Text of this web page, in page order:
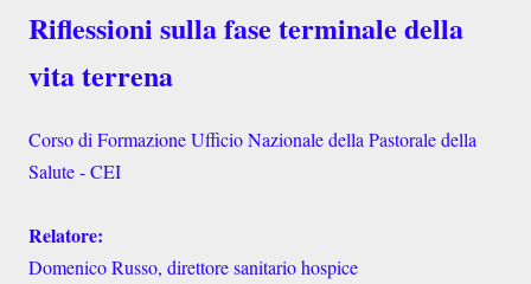
Riflessioni sulla fase terminale della
vita terrena
Corso di Formazione Ufficio Nazionale della Pastorale della
Salute - CEI
Relatore:
Domenico Russo, direttore sanitario hospice